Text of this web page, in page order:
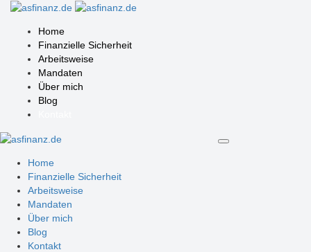
Home
Finanzielle Sicherheit
Arbeitsweise
Mandaten
Über mich
Blog
Home
Finanzielle Sicherheit
Arbeitsweise
Mandaten
Über mich
Blog
Kontakt